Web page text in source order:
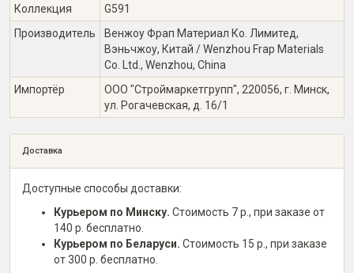
Коллекция
G591
Производитель
Венжоу Фрап Материал Ко. Лимитед,
Вэньчжоу, Китай / Wenzhou Frap Materials
Co. Ltd., Wenzhou, China
Импортёр
ООО "Строймаркетгрупп", 220056, г. Минск,
ул. Рогачевская, д. 16/1
Доставка
Доступные способы доставки:
Курьером по Минску. Стоимость 7 р., при заказе от
140 р. бесплатно.
Курьером по Беларуси. Стоимость 15 р., при заказе
от 300 р. бесплатно.